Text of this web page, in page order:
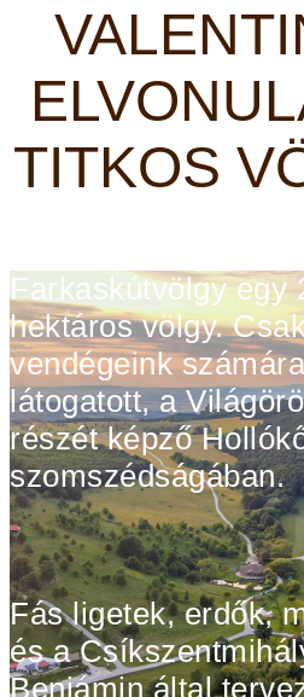
TITKOS
Farkaskútvölgy egy
hektárosvölgy.
vendégeink számára
látogatott, a
részét képző
szomszédságában.
Fás ligetek, erdők,
és a
Benjámin által